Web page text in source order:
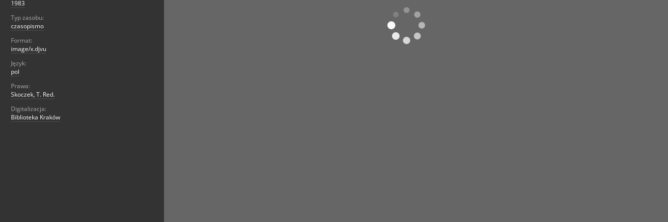
1983
Typ zasobu:
czasopismo
Format:
image/x.djvu
Język:
pol
Prawa:
Skoczek, T. Red.
Digitalizacja:
Biblioteka Kraków